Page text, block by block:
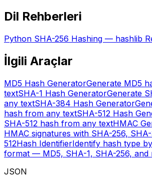
Dil Rehberleri
Python SHA-256 Hashing — hashlib
İlgili Araçlar
MD5 Hash GeneratorGenerate MD5
textSHA-1 Hash GeneratorGenerate
any textSHA-384 Hash Generator
hash from any textSHA-512 Hash
SHA-512 hash from any textHMAC
HMAC signatures with SHA-256,
512Hash IdentifierIdentify hash type
format — MD5, SHA-1, SHA-256, and
JSON